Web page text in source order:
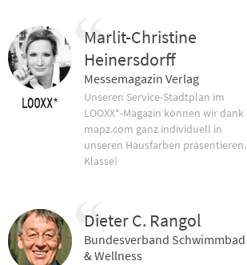
Marlit-Christine
Heinersdorff
Messemagazin Verlag
Unseren Service-Stadtplan im
LOOXX*-Magazin können wir dank
mapz.com ganz individuell in
unseren Hausfarben präsentieren.
Klasse!
Dieter C. Rangol
Bundesverband Schwimmbad
& Wellness